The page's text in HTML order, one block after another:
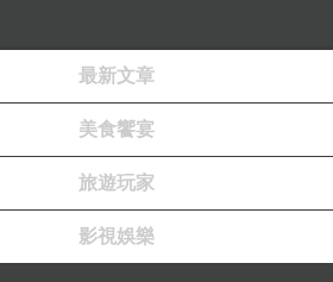
最新文章
美食饗宴
旅遊玩家
影視娛樂